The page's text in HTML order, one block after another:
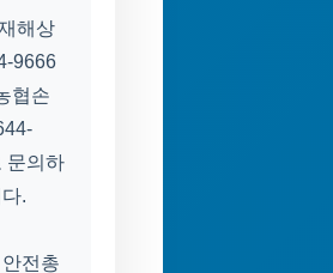
해상
9666
협손
문의하
.
전총